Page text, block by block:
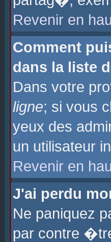
Revenir en
Comment
dans la liste
Dans votre
ligne; si vous
yeux des
un utilisateur
Revenir en
J'ai perdu
Ne paniquez
par contre